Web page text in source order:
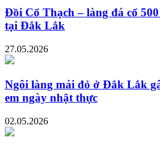
Đồi Cổ Thạch – làng đá cổ
tại Đắk Lắk
27.05.2026
Ngôi làng mái đỏ ở Đắk Lắk
em ngày nhật thực
02.05.2026